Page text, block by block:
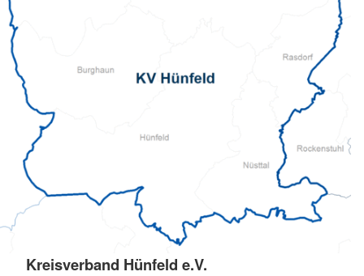
Kreisverband Hünfeld e.V.